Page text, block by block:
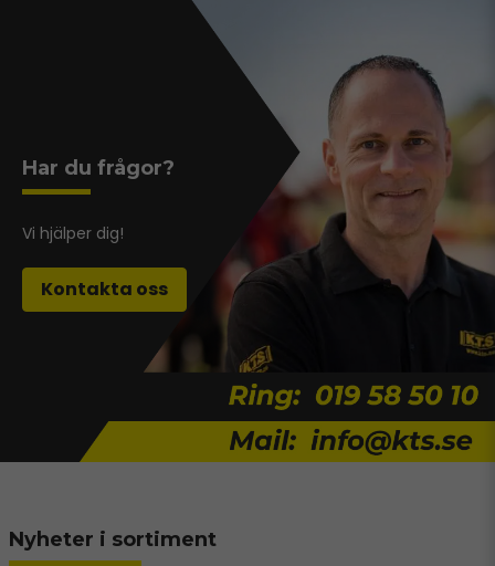
Har du frågor?
Vi hjälper dig!
Kontakta oss
Nyheter i sortiment